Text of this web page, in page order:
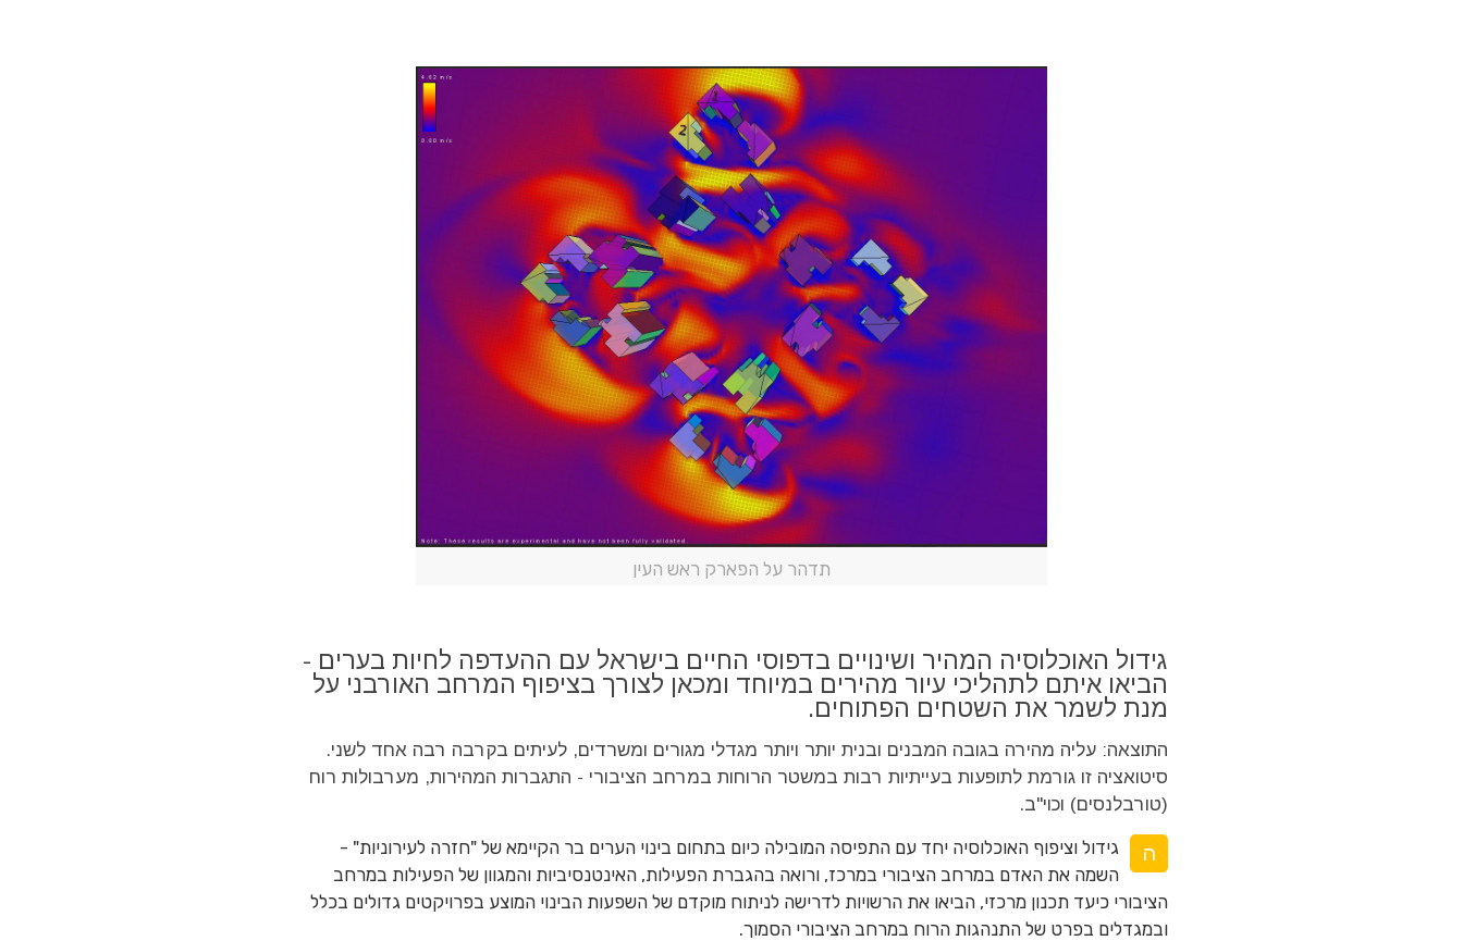
תדהר על הפארק ראש העין
גידול האוכלוסיה המהיר ושינויים בדפוסי החיים בישראל עם ההעדפה לחיות בערים -
הביאו איתם לתהליכי עיור מהירים במיוחד ומכאן לצורך בציפוף המרחב האורבני על
מנת לשמר את השטחים הפתוחים.
התוצאה: עליה מהירה בגובה המבנים ובנית יותר ויותר מגדלי מגורים ומשרדים, לעיתים בקרבה רבה אחד לשני.
סיטואציה זו גורמת לתופעות בעייתיות רבות במשטר הרוחות במרחב הציבורי - התגברות המהירות, מערבולות רוח
(טורבלנסים) וכוי"ב.
ה
גידול וציפוף האוכלוסיה יחד עם התפיסה המובילה כיום בתחום בינוי הערים בר הקיימא של "חזרה לעירוניות" -
השמה את האדם במרחב הציבורי במרכז, ורואה בהגברת הפעילות, האינטנסיביות והמגוון של הפעילות במרחב
הציבורי כיעד תכנון מרכזי, הביאו את הרשויות לדרישה לניתוח מוקדם של השפעות הבינוי המוצע בפרויקטים גדולים בכלל
ובמגדלים בפרט של התנהגות הרוח במרחב הציבורי הסמוך.